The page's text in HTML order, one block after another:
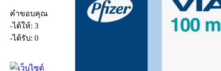
คำขอบคุณ
-ได้ให้: 3
-ได้รับ: 0